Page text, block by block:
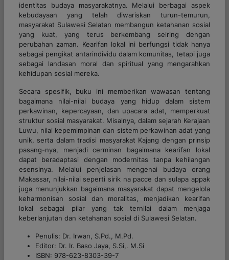
identitas budaya masyarakatnya. Melalui berbagai aspek
kebudayaan yang telah diwariskan turun-temurun,
masyarakat Sulawesi Selatan membangun ketahanan sosial
yang kuat, yang terus berkembang seiring dengan
perubahan zaman. Kearifan lokal ini berfungsi tidak hanya
sebagai pengikat antarindividu dalam komunitas, tetapi juga
sebagai landasan moral dan spiritual yang mengarahkan
kehidupan sosial mereka.
Secara spesifik, buku ini memberikan wawasan tentang
bagaimana nilai-nilai budaya yang hidup dalam sistem
perkawinan, kepercayaan, dan upacara adat, memperkuat
struktur sosial masyarakat. Misalnya, dalam sejarah Kerajaan
Luwu, nilai kepemimpinan dan sistem perkawinan adat yang
unik, serta dalam tradisi masyarakat Kajang dengan prinsip
pasang-nya, menjadi cerminan bagaimana kearifan lokal
dapat beradaptasi dengan modernitas tanpa kehilangan
esensinya. Melalui penjelasan mengenai budaya orang
Makassar, nilai-nilai seperti sirik na pacce dan sulapa appak
juga menunjukkan bagaimana masyarakat dapat mengelola
keharmonisan sosial dan moralitas, menjadikan kearifan
lokal sebagai pilar yang tak ternilai dalam menjaga
keberlanjutan dan ketahanan sosial di Sulawesi Selatan.
Penulis: Dr. Irwan, S.Pd., M.Pd.
Editor: Dr. Ir. Baso Jaya, S.Si,. M.Si
ISBN: 978-623-8303-39-7